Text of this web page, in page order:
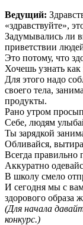
Ведущий:
«здравствуйте»,
Задумывались ли
приветствии
Это потому, что
Хочешь узнать
Для этого надо
своего тела,
продукты.
Рано утром
Себе, людям
Ты зарядкой
Обливайся,
Всегда правильно
Аккуратно
В школу смело
И сегодня мы с
здорового образа
(Для начала
конкурс.)